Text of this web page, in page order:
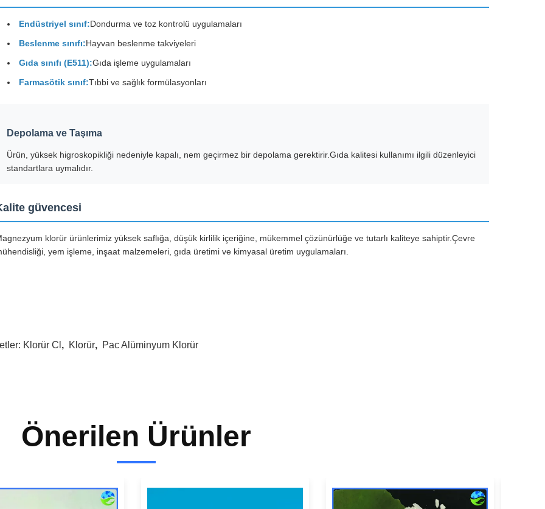
Endüstriyel sınıf:Dondurma ve toz kontrolü uygulamaları
Beslenme sınıfı:Hayvan beslenme takviyeleri
Gıda sınıfı (E511):Gıda işleme uygulamaları
Farmasötik sınıf:Tıbbi ve sağlık formülasyonları
Depolama ve Taşıma
Ürün, yüksek higroskopikliği nedeniyle kapalı, nem geçirmez bir depolama gerektirir.Gıda kalitesi kullanımı ilgili düzenleyici
standartlara uymalıdır.
güvencesi
klorür ürünlerimiz yüksek saflığa, düşük kirlilik içeriğine, mükemmel çözünürlüğe ve tutarlı kaliteye sahiptir.Çevre
yem işleme, inşaat malzemeleri, gıda üretimi ve kimyasal üretim uygulamaları.
Klorür Cl , Klorür, Pac Alüminyum Klorür
Önerilen Ürünler